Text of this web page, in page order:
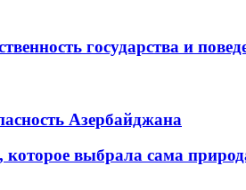
государства и
Азербайджана
которое выбрала сама